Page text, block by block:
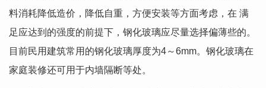
料消耗降低造价，降低自重，方便安装等方面考虑，在 满
足应达到的强度的前提下，钢化玻璃应尽量选择偏薄些的。
目前民用建筑常用的钢化玻璃厚度为4～6mm。钢化玻璃在
家庭装修还可用于内墙隔断等处。